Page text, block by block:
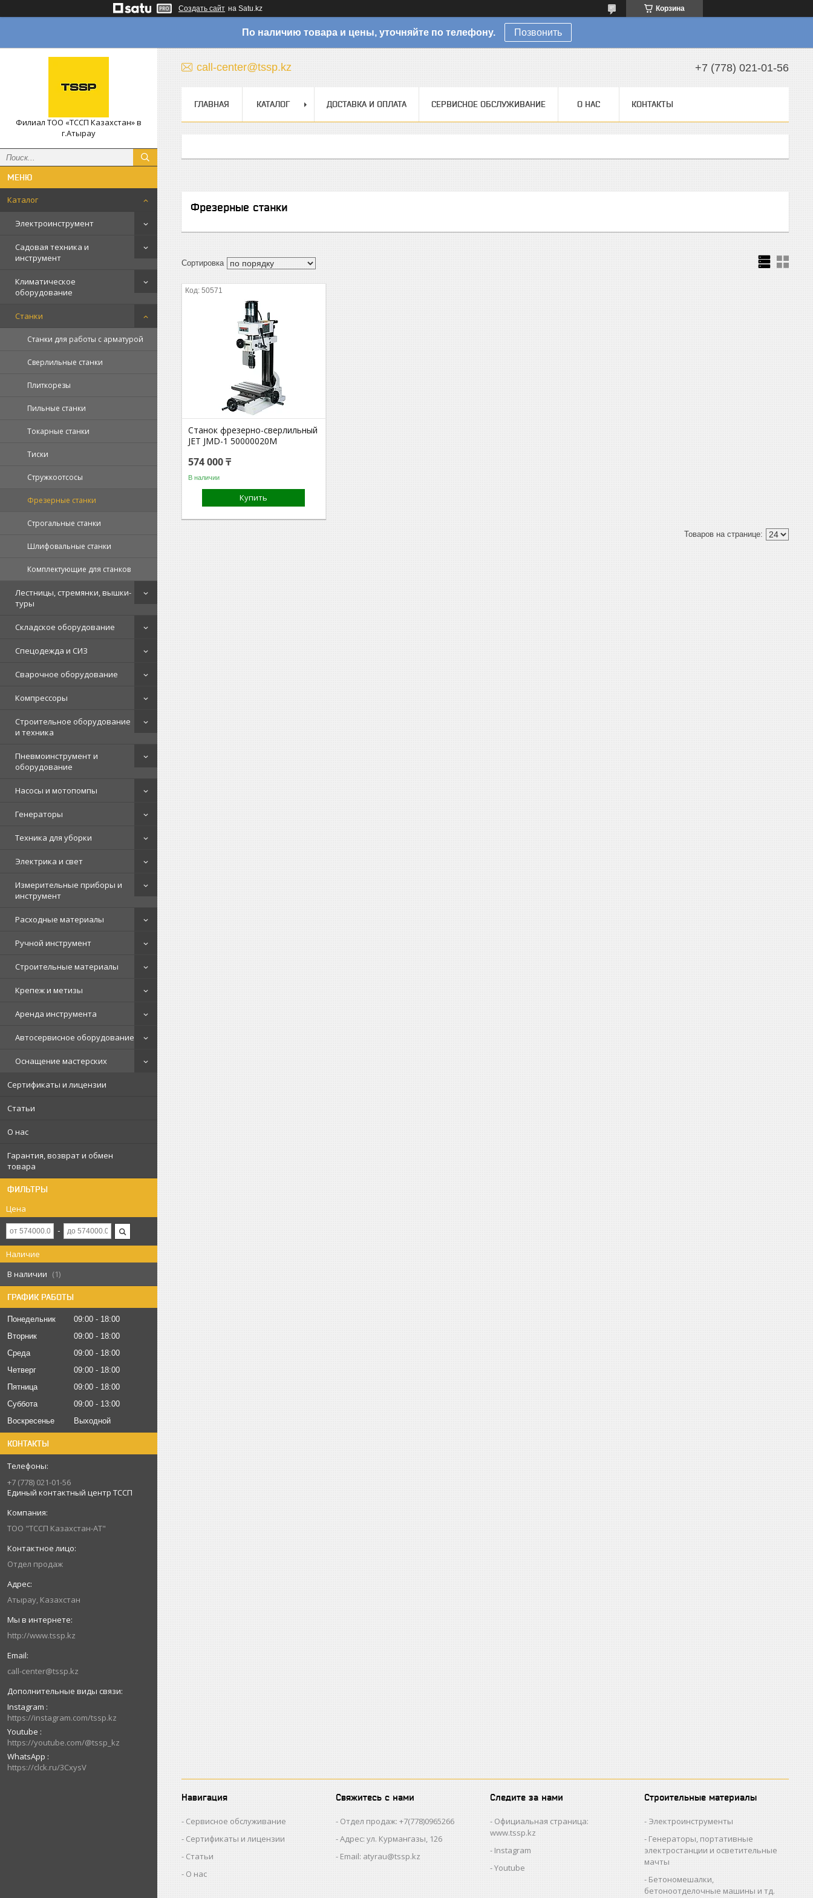
Создать сайт на Satu.kz Корзина
По наличию товара и цены, уточняйте по телефону. Позвонить
Филиал ТОО «ТССП Казахстан» в
г.Атырау
Каталог
Электроинструмент
Садовая техника и
инструмент
Климатическое
оборудование
Станки
Станки для работы с арматурой
Сверлильные станки
Плиткорезы
Пильные станки
Токарные станки
Тиски
Стружкоотсосы
Фрезерные станки
Строгальные станки
Шлифовальные станки
Комплектующие для станков
Лестницы, стремянки, вышки-
туры
Складское оборудование
Спецодежда и СИЗ
Сварочное оборудование
Компрессоры
Строительное оборудование
и техника
Пневмоинструмент и
оборудование
Насосы и мотопомпы
Генераторы
Техника для уборки
Электрика и свет
Измерительные приборы и
инструмент
Расходные материалы
Ручной инструмент
Строительные материалы
Крепеж и метизы
Аренда инструмента
Автосервисное оборудование
Оснащение мастерских
Сертификаты и лицензии
Статьи
О нас
Гарантия, возврат и обмен
товара
ФИЛЬТРЫ
Цена
Наличие
В наличии
1
ГРАФИК РАБОТЫ
Понедельник 09:00
18:00
Вторник
09:00
18:00
Среда
09:00
18:00
Четверг
09:00
18:00
Пятница
09:00
18:00
Суббота
09:00
13:00
Воскресенье
Выходной
КОНТАКТЫ
+7 (778) 021-01-56
Единый контактный центр ТССП
ТОО "ТССП Казахстан-АТ"
Отдел продаж
Атырау, Казахстан
http://www.tssp.kz
call-center@tssp.kz
Instagram
https://instagram.com/tssp.kz
Youtube
https://youtube.com/@tssp_kz
WhatsApp
https://clck.ru/3CxysV
call-center@tssp.kz +7 (778) 021-01-56
ГЛАВНАЯ КАТАЛОГ ДОСТАВКА И ОПЛАТА СЕРВИСНОЕ ОБСЛУЖИВАНИЕ О НАС КОНТАКТЫ
Фрезерные станки
50571
Станок фрезерно-сверлильный
JET JMD-1 50000020M
574 000 ₸
В наличии
Купить
Навигация
Сервисное обслуживание
Сертификаты и лицензии
Статьи
О нас
Свяжитесь с нами
Отдел продаж: +7(778)0965266
Адрес: ул. Курмангазы, 126
Email: atyrau@tssp.kz
Следите за нами
Официальная страница:
www.tssp.kz
Instagram
Youtube
Строительные материалы
Электроинструменты
Генераторы, портативные
электростанции и осветительные
мачты
Бетономешалки,
бетоноотделочные машины и тд.